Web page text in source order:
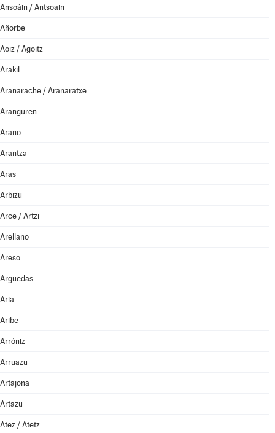
Ansoáin / Antsoain
Añorbe
Aoiz / Agoitz
Arakil
Aranarache / Aranaratxe
Aranguren
Arano
Arantza
Aras
Arbizu
Arce / Artzi
Arellano
Areso
Arguedas
Aria
Aribe
Arróniz
Arruazu
Artajona
Artazu
Atez / Atetz